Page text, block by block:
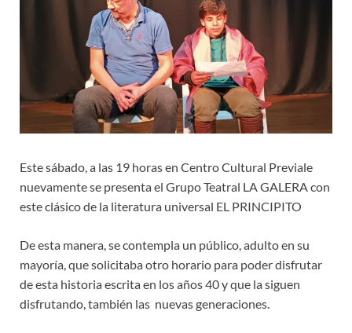
Este sábado, a las 19 horas en Centro Cultural Previale
nuevamente se presenta el Grupo Teatral LA GALERA con
este clásico de la literatura universal EL PRINCIPITO
De esta manera, se contempla un público, adulto en su
mayoría, que solicitaba otro horario para poder disfrutar
de esta historia escrita en los años 40 y que la siguen
disfrutando, también las nuevas generaciones.